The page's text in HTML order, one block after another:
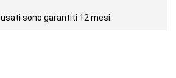
sono garantiti 12 mesi.